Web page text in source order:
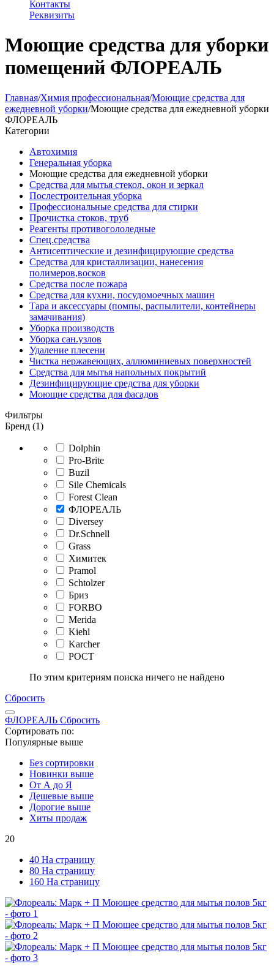
Контакты
Реквизиты
Моющие средства для уборки
помещений ФЛОРЕАЛЬ
Главная/Химия профессиональная/Моющие средства для
ежедневной уборки/Моющие средства для ежедневной уборки
ФЛОРЕАЛЬ
Категории
Автохимия
Генеральная уборка
Моющие средства для ежедневной уборки
Средства для мытья стекол, окон и зеркал
Послестроительная уборка
Профессиональные средства для стирки
Прочистка стоков, труб
Реагенты противогололедные
Спец.средства
Антисептические и дезинфицирующие средства
Средства для кристаллизации, нанесения
полимеров,восков
Средства после пожара
Средства для кухни, посудомоечных машин
Тара и аксессуары (помпы, распылители, контейнеры
замачивания)
Уборка производств
Уборка сан.узлов
Удаление плесени
Чистка нержавеющих, аллюминиевых поверхностей
Средства для мытья напольных покрытий
Дезинфицирующие средства для уборки
Моющие средства для фасадов
Фильтры
Бренд (1)
Dolphin
Pro-Brite
Buzil
Sile Chemicals
Forest Clean
ФЛОРЕАЛЬ
Diversey
Dr.Schnell
Grass
Химитек
Pramol
Schtolzer
Бриз
FORBO
Merida
Kiehl
Karcher
РОСТ
По этим критериям поиска ничего не найдено
Сбросить
ФЛОРЕАЛЬ Сбросить
Сортировать по:
Популярные выше
Без сортировки
Новинки выше
От А до Я
Дешевые выше
Дорогие выше
Хиты продаж
20
40 На страницу
80 На страницу
160 На страницу